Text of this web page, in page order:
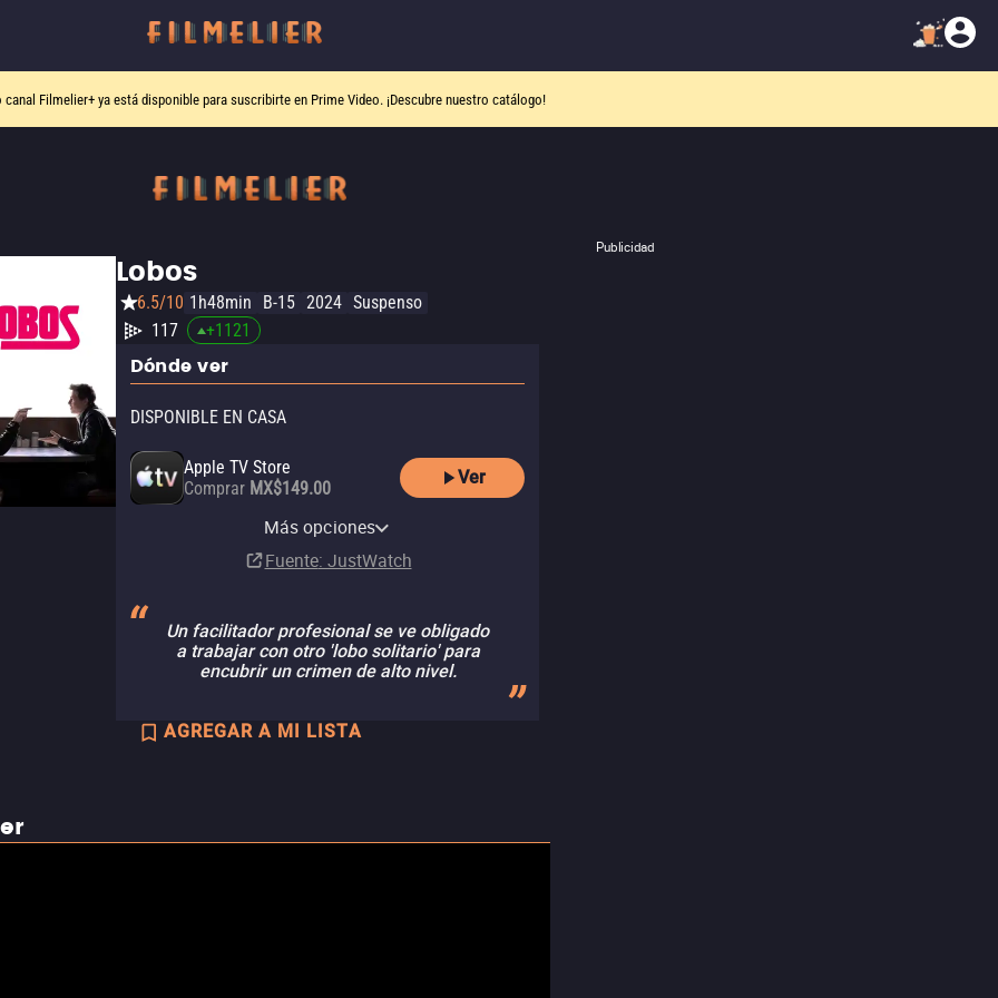
canal Filmelier+ya está disponible para suscribirte en Prime Video. ¡Descubre nuestro catálogo!
Publicidad
Lobos
6.5/10 1h48min B-15 2024 Suspenso
117
+1121
Dónde ver
DISPONIBLE EN CASA
Apple TV Store
Comprar MX$149.00
Ver
Apple TV
SuscripciónMás opciones
Fuente: JustWatch
Un facilitador profesional se ve obligado
a trabajar con otro 'lobo solitario' para
encubrir un crimen de alto nivel.
AGREGAR A MI LISTA